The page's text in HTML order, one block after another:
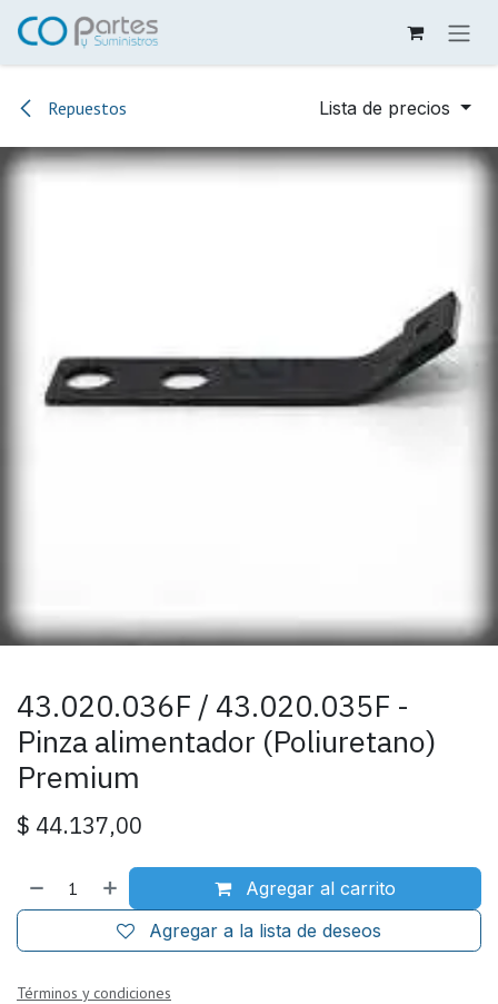
Ir al contenido
Repuestos Lista de precios
43.020.036F / 43.020.035F -
Pinza alimentador (Poliuretano)
Premium
$ 44.137,00
Agregar al carrito
Agregar a la lista de deseos
Términos y condiciones